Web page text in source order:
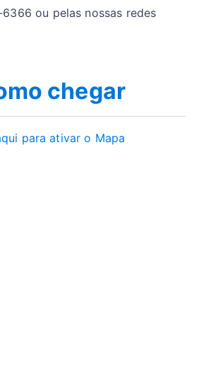
ou pelas nossas redes
chegar
para ativar o Mapa